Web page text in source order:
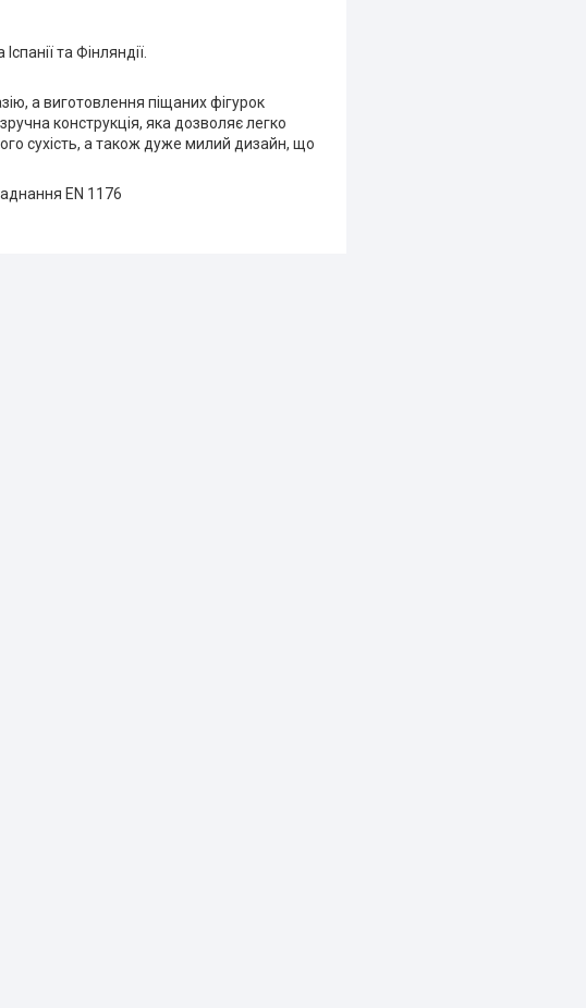
та Фінляндії.
а виготовлення піщаних фігурок
конструкція, яка дозволяє легко
сухість, а також дуже милий дизайн, що
EN 1176